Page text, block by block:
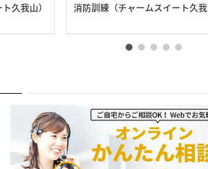
久我山） 消防訓練（チャームスイート久我